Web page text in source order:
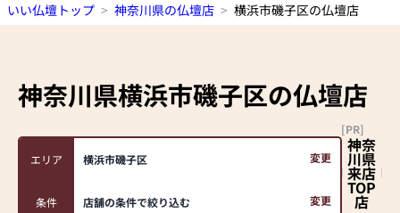
いい仏壇トップ 神奈川県の仏壇店 横浜市磯子区の仏壇店
神奈川県横浜市磯子区の仏壇店
エリア 横浜市磯子区 変更
条件 店舗の条件で絞り込む 変更
神奈
川県
来店
TOP
店
[PR]